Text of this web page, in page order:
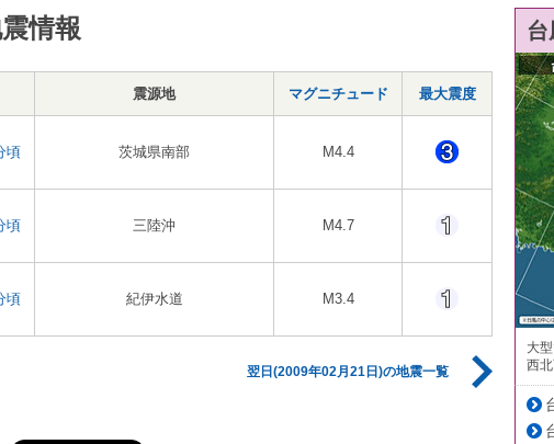
情報
震源地 マグニチュード 最大震度
頃 茨城県南部 M4.4
頃 三陸沖 M4.7
頃 紀伊水道 M3.4
翌日(2009年02月21日)の地震一覧
大
西